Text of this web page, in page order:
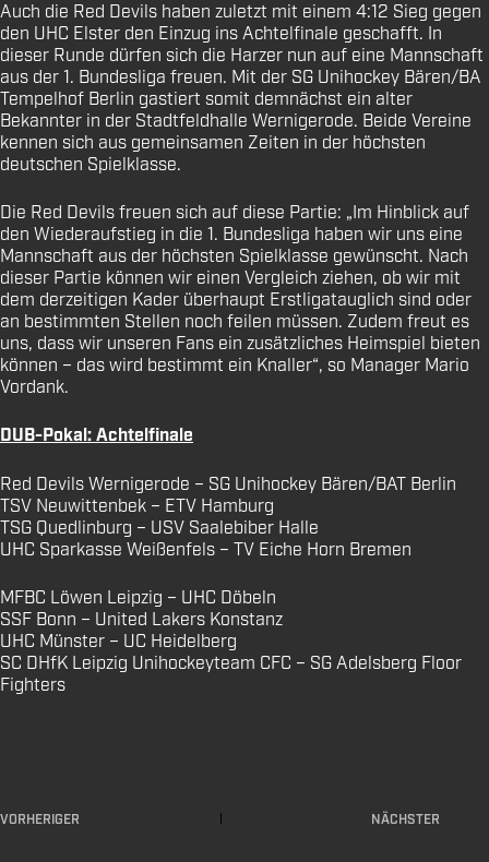
Auch die Red Devils haben zuletzt mit einem 4:12 Sieg gegen
den UHC Elster den Einzug ins Achtelfinale geschafft. In
dieser Runde dürfen sich die Harzer nun auf eine Mannschaft
aus der 1. Bundesliga freuen. Mit der SG Unihockey Bären/BA
Tempelhof Berlin gastiert somit demnächst ein alter
Bekannter in der Stadtfeldhalle Wernigerode. Beide Vereine
kennen sich aus gemeinsamen Zeiten in der höchsten
deutschen Spielklasse.
Die Red Devils freuen sich auf diese Partie: „Im Hinblick auf
den Wiederaufstieg in die 1. Bundesliga haben wir uns eine
Mannschaft aus der höchsten Spielklasse gewünscht. Nach
dieser Partie können wir einen Vergleich ziehen, ob wir mit
dem derzeitigen Kader überhaupt Erstligatauglich sind oder
an bestimmten Stellen noch feilen müssen. Zudem freut es
uns, dass wir unseren Fans ein zusätzliches Heimspiel bieten
können – das wird bestimmt ein Knaller“, so Manager Mario
Vordank.
DUB-Pokal: Achtelfinale
Red Devils Wernigerode – SG Unihockey Bären/BAT Berlin
TSV Neuwittenbek – ETV Hamburg
TSG Quedlinburg – USV Saalebiber Halle
UHC Sparkasse Weißenfels – TV Eiche Horn Bremen
MFBC Löwen Leipzig – UHC Döbeln
SSF Bonn – United Lakers Konstanz
UHC Münster – UC Heidelberg
SC DHfK Leipzig Unihockeyteam CFC – SG Adelsberg Floor
Fighters
VORHERIGER NÄCHSTER